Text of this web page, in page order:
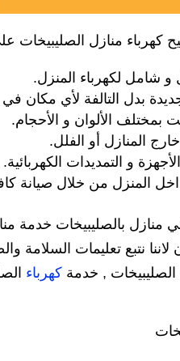
منازل الصليبيخات
لكهرباء المنزل.
بدل التالفة لأي مكان
بمختلف الألوان و الأحجام.
المنازل أو الفلل.
و التمديدات الكهربائية.
المنزل من خلال صيانة
لاننا نتبع تعليمات
, خدمة كهرباء